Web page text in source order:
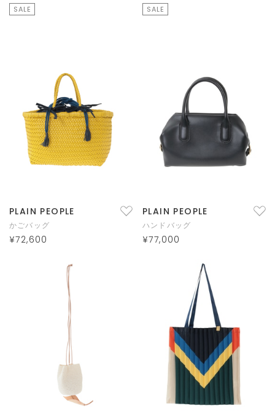
SALE SALE
PLAIN PEOPLE
かごバッグ
¥72,600
PLAIN PEOPLE
ハンドバッグ
¥77,000